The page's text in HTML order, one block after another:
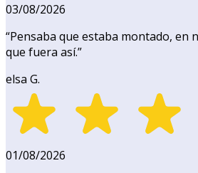
03/08/2026
“Pensaba que estaba montado, en
que fuera así.”
elsa G.
01/08/2026